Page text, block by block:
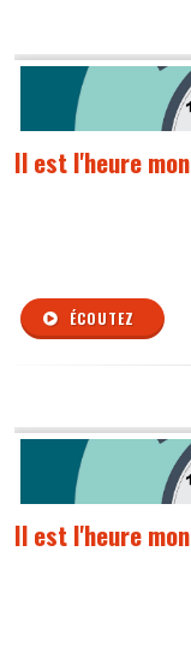
Il est l'heure
ÉCOUTEZ
Il est l'heure